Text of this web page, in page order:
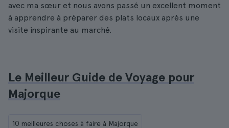
avec ma sœur et nous avons passé un excellent moment
à apprendre à préparer des plats locaux après une
visite inspirante au marché.
Le Meilleur Guide de Voyage pour
Majorque
10 meilleures choses à faire à Majorque